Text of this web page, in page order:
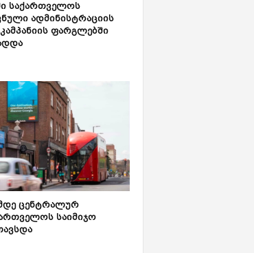
საქართველოს
ადმინისტრაციის
ფარგლებში
ცენტრალურ
საიმიჯო